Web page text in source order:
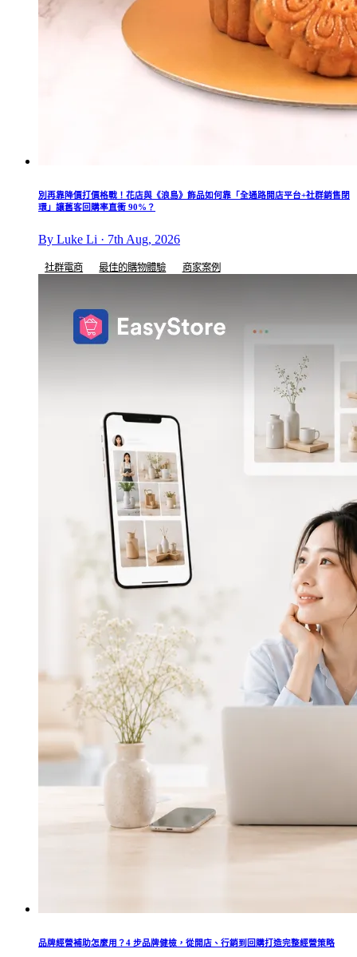
別再靠降價打價格戰！花店與《浪島》飾品如何靠「全通路開店平台+社群銷售閉
環」讓舊客回購率直衝 90%？
By Luke Li · 7th Aug, 2026
社群電商 最佳的購物體驗 商家案例
品牌經營補助怎麼用？4 步品牌健檢，從開店、行銷到回購打造完整經營策略